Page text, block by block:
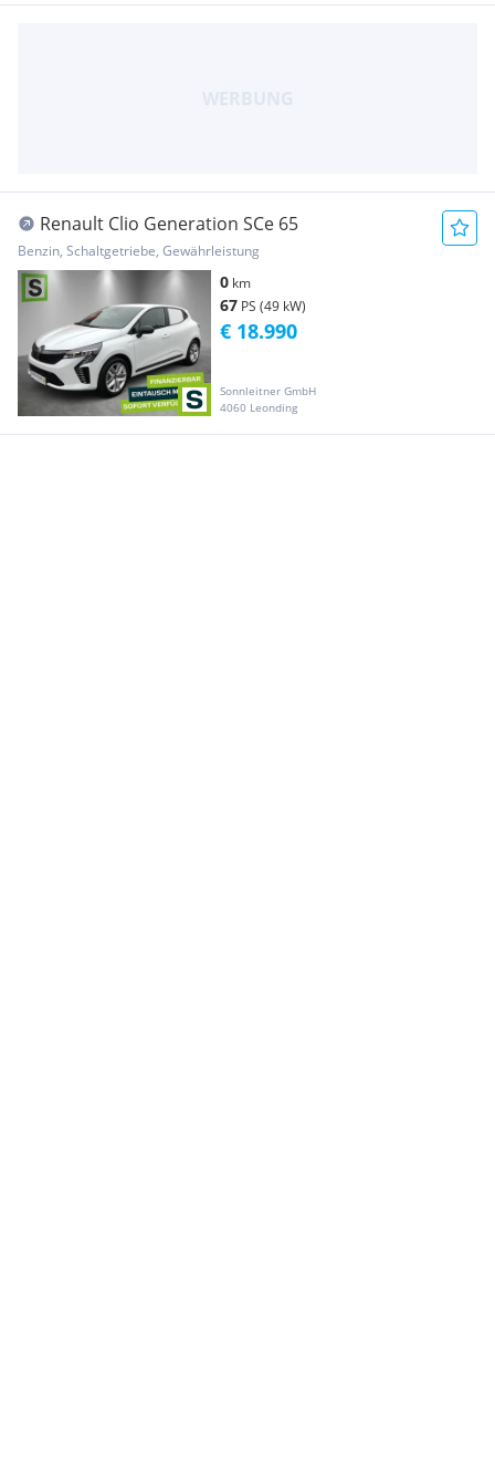
Renault Clio Generation SCe 65
Benzin, Schaltgetriebe, Gewährleistung
0 km
67 PS (49 kW)
Sonnleitner GmbH
4060 Leonding
€ 18.990